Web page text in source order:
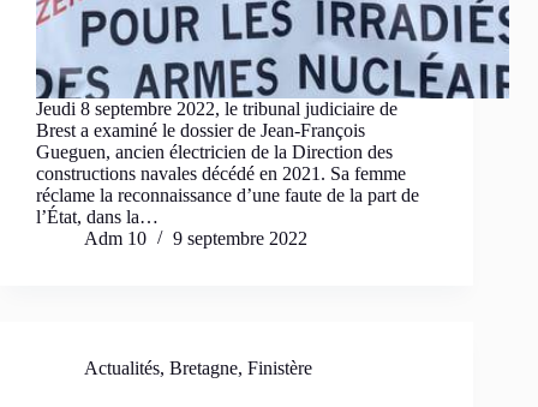
Jeudi 8 septembre 2022, le tribunal judiciaire de
Brest a examiné le dossier de Jean-François
Gueguen, ancien électricien de la Direction des
constructions navales décédé en 2021. Sa femme
réclame la reconnaissance d’une faute de la part de
l’État, dans la…
Adm 10
9 septembre 2022
Actualités, Bretagne, Finistère